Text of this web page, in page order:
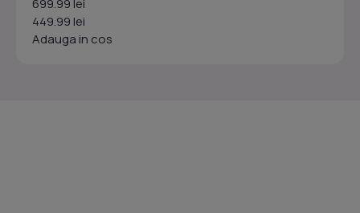
699.99 lei
449.99 lei
Adauga in cos